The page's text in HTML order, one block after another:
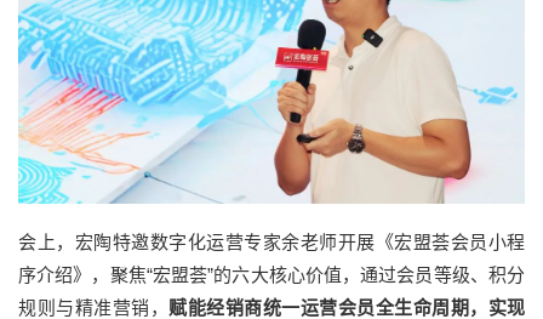
会上，宏陶特邀数字化运营专家余老师开展《宏盟荟会员小程
序介绍》，聚焦“宏盟荟”的六大核心价值，通过会员等级、积分
规则与精准营销， 赋能经销商统一运营会员全生命周期，实现